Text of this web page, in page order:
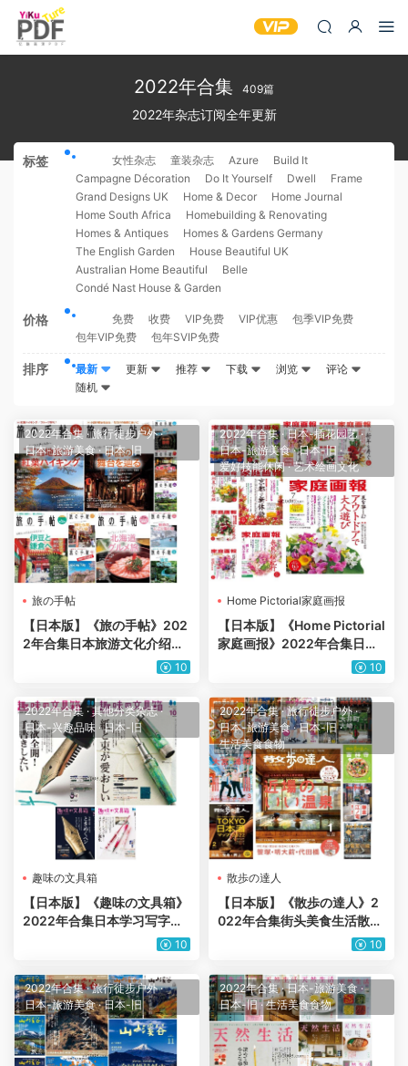
2022年合集 409篇
2022年杂志订阅全年更新
标签 女性杂志 童装杂志 Azure
Build It
Campagne Décoration
Do It Yourself Dwell
Frame
Grand Designs UK
Home & Decor
Home Journal
Home South Africa
Homebuilding & Renovating
Homes & Antiques
Homes & Gardens Germany
The English Garden
House Beautiful UK
Australian Home Beautiful
Belle
Condé Nast House & Garden
价格 免费 收费 VIP免费 VIP优惠
包季VIP免费
包年VIP免费
包年SVIP免费
排序 最新 更新 推荐 下载 浏览
评论
随机
2022年合集 ·旅行徒步户外·
日本-旅游美食·日本-旧
旅の手帖
【日本版】《旅の手帖》202
2年合集日本旅游文化介绍旅
游乐趣日本之美传递pdf杂志
10
2022年合集·日本-插花园艺·
日本-旅游美食·日本-旧·
爱好技能休闲·艺术绘画文化
Home Pictorial家庭画报
【日本版】《Home Pictorial
家庭画报》2022年合集日本
艺术文化传统手艺生活花艺设
10
2022年合集 ·其他分类杂志·
日本-兴趣品味 ·日本-旧
趣味の文具箱
【日本版】《趣味の文具箱》
2022年合集日本学习写字工
具钢笔圆珠笔铅笔文具杂志p
10
2022年合集·旅行徒步户外·
日本-旅游美食·日本-旧·
生活美食食物
散歩の達人
【日本版】《散歩の達人》2
022年合集街头美食生活散步
休闲街走pdf杂志（12本）10
2022年合集·旅行徒步户外·
日本-旅游美食·日本-旧
2022年合集·日本-旅游美食·
日本-旧·生活美食食物